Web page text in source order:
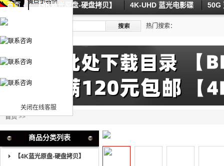
关闭在线客服
首页 【4K蓝光原盘-硬盘拷贝】 4K-UHD 蓝光电影碟 50G
热门搜索：
首页>>
商品分类列表
【4K蓝光原盘-硬盘拷贝】